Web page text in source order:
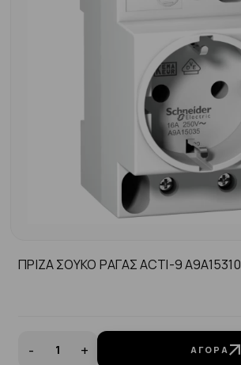
ΠΡΙΖΑ ΣΟΥΚΟ ΡΑΓΑΣ ACTI-9 A9A15310
- + ΑΓΟΡΆ